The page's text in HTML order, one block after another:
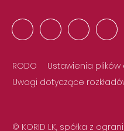
RODO
Ustawienia plików
Uwagi dotyczące
© KORID LK, spółka z